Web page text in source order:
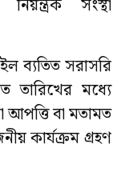
সংস্থা
ব্যতিত সরাসরি
তারিখের মধ্যে
আপত্তি বা মতামত
কার্যক্রম গ্রহণ